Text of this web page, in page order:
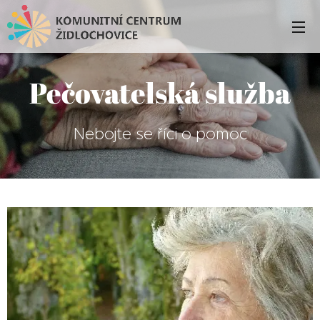
Pečovatelská služba
Nebojte se říci o pomoc